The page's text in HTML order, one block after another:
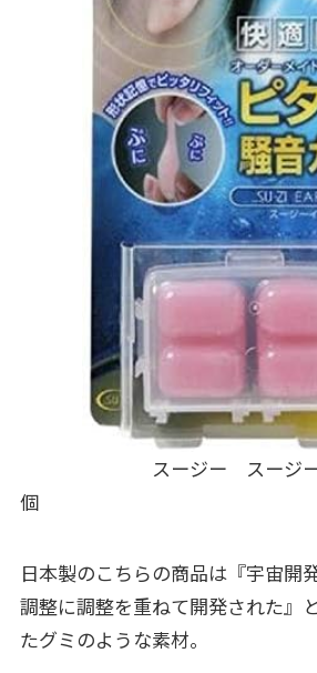
スージー スージーイヤ
個
日本製のこちらの商品は『宇宙開
調整に調整を重ねて開発された』
たグミのような素材。